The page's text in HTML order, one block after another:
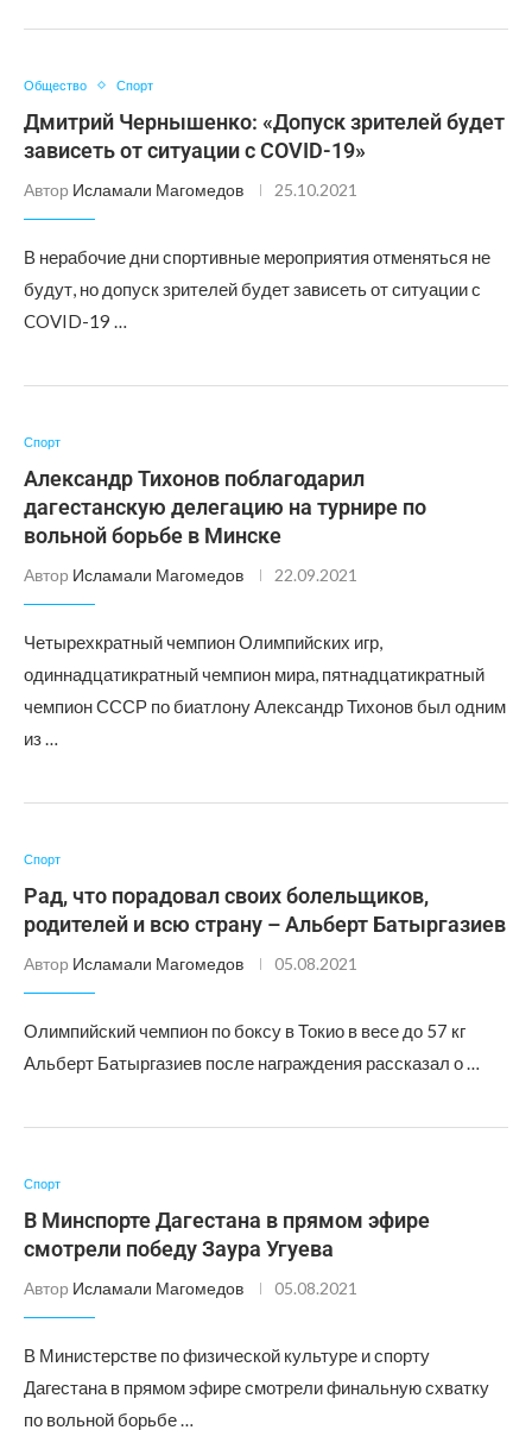
Общество Спорт
Дмитрий Чернышенко: «Допуск зрителей будет
зависеть от ситуации с COVID-19»
Автор Исламали Магомедов 25.10.2021
В нерабочие дни спортивные мероприятия отменяться не
будут, но допуск зрителей будет зависеть от ситуации с
COVID-19 …
Спорт
Александр Тихонов поблагодарил
дагестанскую делегацию на турнире по
вольной борьбе в Минске
Автор Исламали Магомедов 22.09.2021
Четырехкратный чемпион Олимпийских игр,
одиннадцатикратный чемпион мира, пятнадцатикратный
чемпион СССР по биатлону Александр Тихонов был одним
из …
Спорт
Рад, что порадовал своих болельщиков,
родителей и всю страну – Альберт Батыргазиев
Автор Исламали Магомедов 05.08.2021
Олимпийский чемпион по боксу в Токио в весе до 57 кг
Альберт Батыргазиев после награждения рассказал о …
Спорт
В Минспорте Дагестана в прямом эфире
смотрели победу Заура Угуева
Автор Исламали Магомедов 05.08.2021
В Министерстве по физической культуре и спорту
Дагестана в прямом эфире смотрели финальную схватку
по вольной борьбе …